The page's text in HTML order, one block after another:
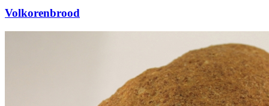
Volkorenbrood